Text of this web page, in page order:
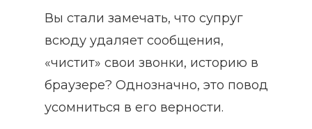
Вы стали замечать, что супруг
всюду удаляет сообщения,
«чистит» свои звонки, историю в
браузере? Однозначно, это повод
усомниться в его верности.